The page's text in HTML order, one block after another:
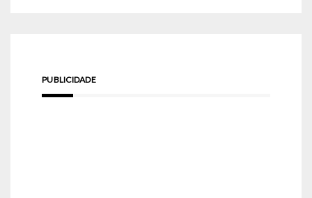
PUBLICIDADE